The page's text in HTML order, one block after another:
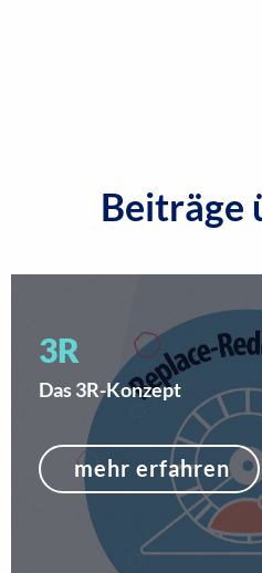
Beiträge
3R
Das 3R-Konzept
mehr erfahren